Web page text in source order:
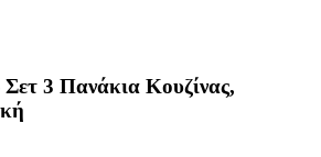
3 Πανάκια Κουζίνας,